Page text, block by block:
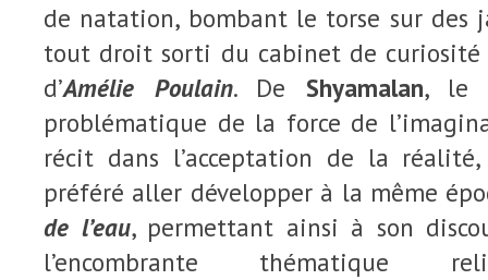
de natation, bombant le torse sur des
tout droit sorti du cabinet de curiosité
d’Amélie Poulain. De Shyamalan, le
problématique de la force de
récit dans l’acceptation de la
préféré aller développer à la même
de l’eau, permettant ainsi à son
l’encombrante thématique